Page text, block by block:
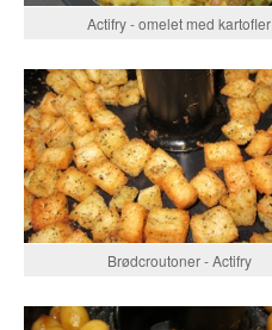
Actifry - omelet med kartofler
Brødcroutoner - Actifry